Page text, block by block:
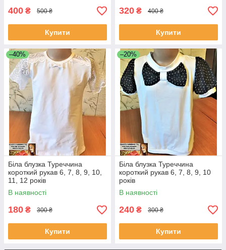
400 ₴ 500 ₴
Купити
320 ₴ 400 ₴
Купити
–40%
Біла блузка Туреччина
короткий рукав 6, 7, 8, 9, 10,
11, 12 років
В наявності
180 ₴ 300 ₴
Купити
–20%
Біла блузка Туреччина
короткий рукав 6, 7, 8, 9, 10
років
В наявності
240 ₴ 300 ₴
Купити